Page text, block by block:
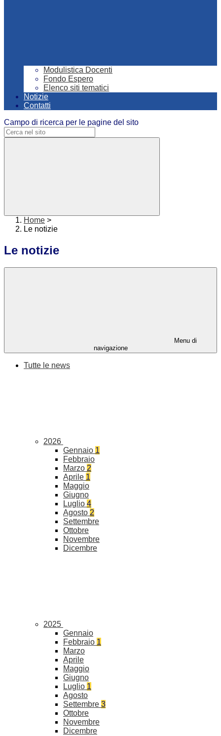
Modulistica Docenti
Fondo Espero
Elenco siti tematici
Notizie
Contatti
Campo di ricerca per le pagine del sito
Home >
Le notizie
Le notizie
Menu di
navigazione
Tutte le news
2026
Gennaio 1
Febbraio
Marzo 2
Aprile 1
Maggio
Giugno
Luglio 4
Agosto 2
Settembre
Ottobre
Novembre
Dicembre
2025
Gennaio
Febbraio 1
Marzo
Aprile
Maggio
Giugno
Luglio 1
Agosto
Settembre 3
Ottobre
Novembre
Dicembre